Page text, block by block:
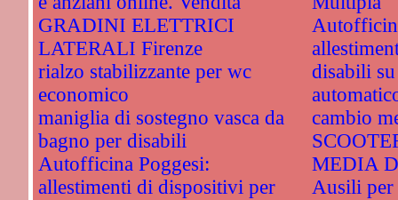
GRADINI ELETTRICI
LATERALI Firenze
rialzo stabilizzante per wc
economico
maniglia di sostegno vasca da
bagno per disabili
Autofficina Poggesi:
allestimenti di dispositivi per
disabili
cambio
MEDIA
Ausili per